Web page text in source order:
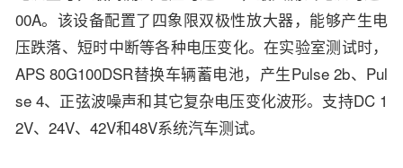
00A。该设备配置了四象限双极性放大器，能够产生电
压跌落、短时中断等各种电压变化。在实验室测试时，
APS 80G100DSR替换车辆蓄电池，产生Pulse 2b、Pul
se 4、正弦波噪声和其它复杂电压变化波形。支持DC 1
2V、24V、42V和48V系统汽车测试。